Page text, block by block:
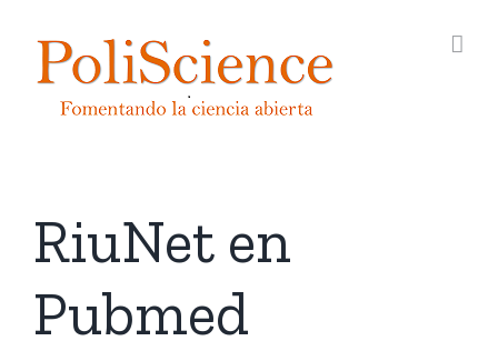
contenido
RiuNet en
Pubmed